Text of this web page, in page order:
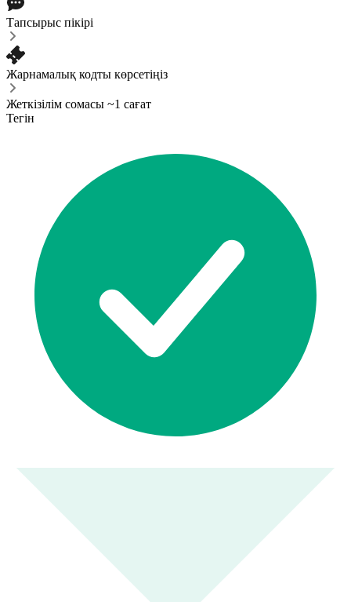
Тапсырыс пікірі
Жарнамалық кодты көрсетіңіз
Жеткізілім сомасы ~1 сағат
Тегін